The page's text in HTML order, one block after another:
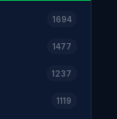
1694
1477
1237
1119